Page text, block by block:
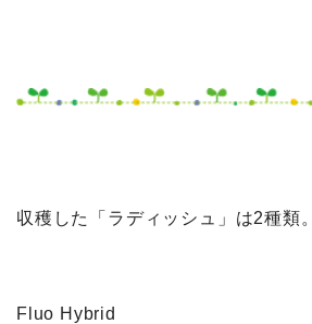
収穫した「ラディッシュ」は2種類。
Fluo Hybrid